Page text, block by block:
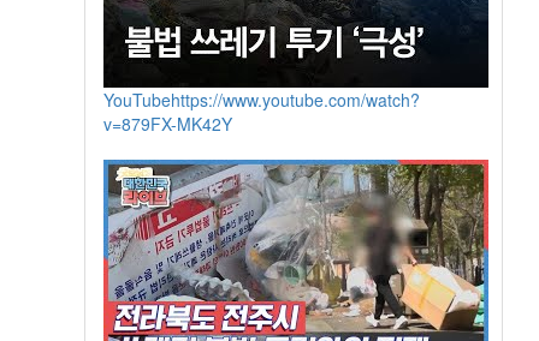
YouTubehttps://www.youtube.com/watch?
v=879FX-MK42Y